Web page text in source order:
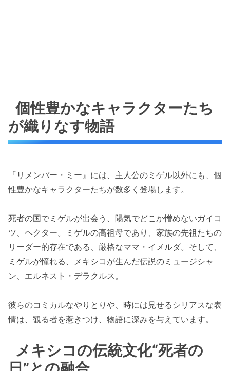
個性豊かなキャラクターたち
が織りなす物語
『リメンバー・ミー』には、主人公のミゲル以外にも、個
性豊かなキャラクターたちが数多く登場します。
死者の国でミゲルが出会う、陽気でどこか憎めないガイコ
ツ、ヘクター。ミゲルの高祖母であり、家族の先祖たちの
リーダー的存在である、厳格なママ・イメルダ。そして、
ミゲルが憧れる、メキシコが生んだ伝説のミュージシャ
ン、エルネスト・デラクルス。
彼らのコミカルなやりとりや、時には見せるシリアスな表
情は、観る者を惹きつけ、物語に深みを与えています。
メキシコの伝統文化“死者の